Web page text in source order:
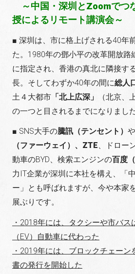
～中国・深圳とZoomでつ
授によるリモート講演会～
■ 深圳は、市に格上げされる40年
た。1980年の鄧小平の改革開放路
に指定され、香港の真北に隣接す
長。そしてわずか40年の間に総人
土４大都市 「北上広深」
（北京、
の一つと目されるまでになりました
■ SNS大手の騰訊（テンセント）
（ファーウェイ）、ZTE、ドロー
動車のBYD、検索エンジンの百度
力IT企業が深圳に本社を構え、
「
ー」とも呼ばれますが、今や本家
展ぶりです。
・2018年には、タクシーや市バ
（EV）自動車に代わった
・2019年には、ブロックチェー
書の発行を開始した